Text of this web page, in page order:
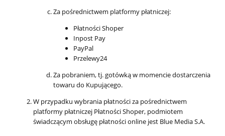
Za pośrednictwem platformy płatniczej:
Płatności Shoper
Inpost Pay
PayPal
Przelewy24
Za pobraniem, tj. gotówką w momencie dostarczenia
towaru do Kupującego.
W przypadku wybrania płatności za pośrednictwem
platformy płatniczej Płatności Shoper, podmiotem
świadczącym obsługę płatności online jest Blue Media S.A.